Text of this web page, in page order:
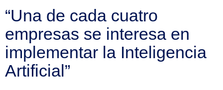
“Una de cada cuatro
empresas se interesa en
implementar la Inteligencia
Artificial”